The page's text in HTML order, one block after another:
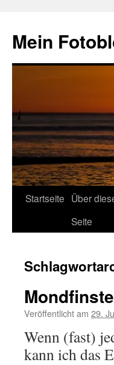
springen
Mein
Startseite Über
Seite
Veröffentlicht am 29.
Wenn (fast)
kann ich das